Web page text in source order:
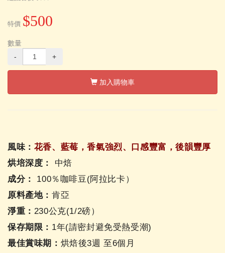
特價 $500
數量
-
+
加入購物車
風味： 花香、藍莓，香氣強烈、口感豐富，後韻豐厚
烘培深度： 中焙
成分： 100％咖啡豆(阿拉比卡）
原料產地： 肯亞
淨重： 230公克(1/2磅）
保存期限： 1年(請密封避免受熱受潮)
最佳賞味期： 烘焙後3週 至6個月